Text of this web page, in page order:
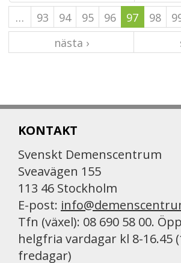
…
93 94 95 96 97 98
nästa ›
KONTAKT
Svenskt Demenscentrum
Sveavägen 155
113 46 Stockholm
E-post:
Tfn (växel): 08 690 58 00.
helgfria vardagar kl 8-16.45
fredagar)